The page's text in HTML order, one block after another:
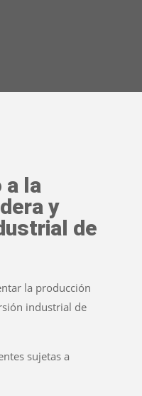
a la
y
de
la producción
industrial de
sujetas a